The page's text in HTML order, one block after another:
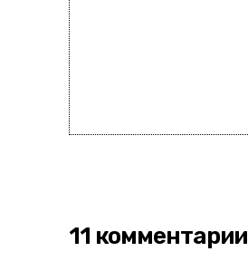
11 комментарии